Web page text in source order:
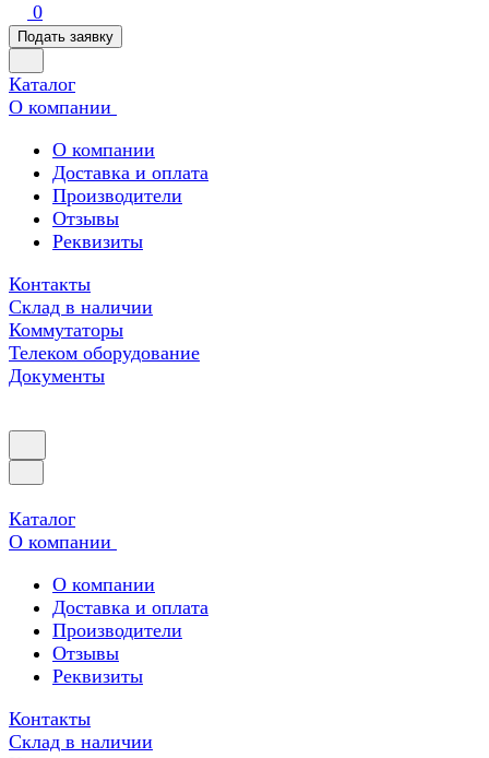
0
Подать заявку
Каталог
О компании
О компании
Доставка и оплата
Производители
Отзывы
Реквизиты
Контакты
Склад в наличии
Коммутаторы
Телеком оборудование
Документы
Каталог
О компании
О компании
Доставка и оплата
Производители
Отзывы
Реквизиты
Контакты
Склад в наличии